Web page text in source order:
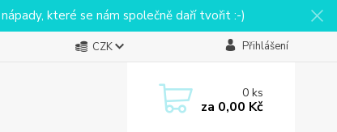
které se nám společně daří tvořit :-)
CZK Přihlášení
0ks
za 0,00 Kč